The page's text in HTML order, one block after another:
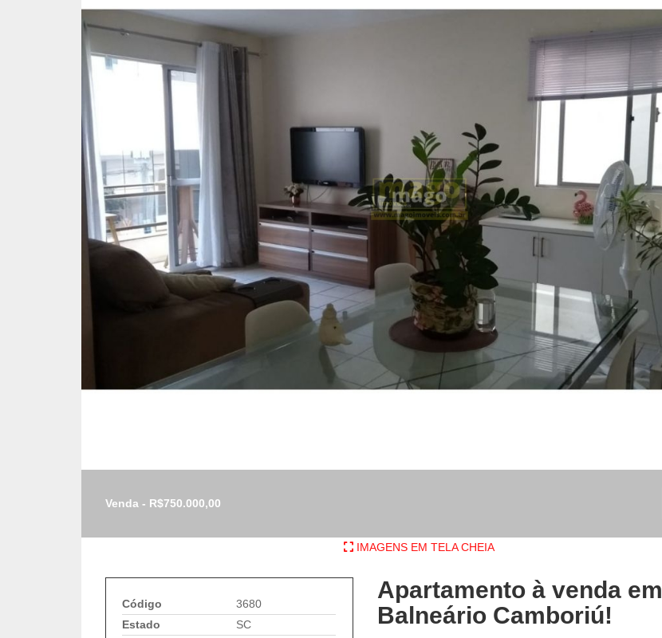
Venda - R$750.000,00
IMAGENS EM TELA CHEIA
Código
3680
Estado
SC
Apartamento à venda em
Balneário Camboriú!